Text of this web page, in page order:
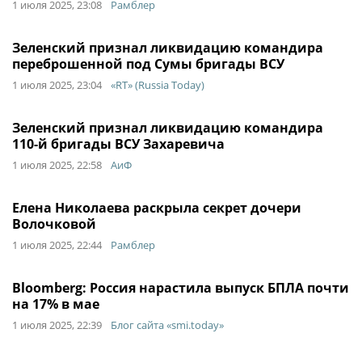
1 июля 2025, 23:08 Рамблер
Зеленский признал ликвидацию командира
переброшенной под Сумы бригады ВСУ
1 июля 2025, 23:04 «RT» (Russia Today)
Зеленский признал ликвидацию командира
110-й бригады ВСУ Захаревича
1 июля 2025, 22:58 АиФ
Елена Николаева раскрыла секрет дочери
Волочковой
1 июля 2025, 22:44 Рамблер
Bloomberg: Россия нарастила выпуск БПЛА почти
на 17% в мае
1 июля 2025, 22:39 Блог сайта «smi.today»